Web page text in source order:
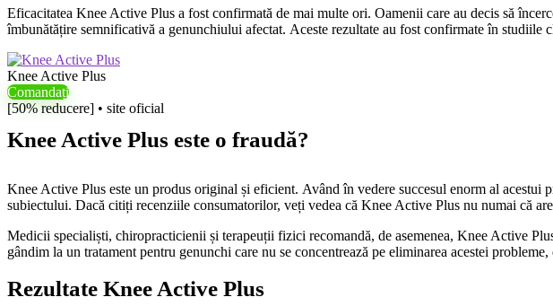
Eficacitatea Knee Active Plus a fost confirmată de mai multe ori. Oamenii care au decis să
îmbunătățire semnificativă a genunchiului afectat. Aceste rezultate au fost confirmate în studiile
Knee Active Plus
Comandați
[50% reducere] • site oficial
Knee Active Plus este o fraudă?
Knee Active Plus este un produs original și eficient. Având în vedere succesul enorm al
subiectului. Dacă citiți recenziile consumatorilor, veți vedea că Knee Active Plus nu numai că
Medicii specialiști, chiropracticienii și terapeuții fizici recomandă, de asemenea, Knee Active
gândim la un tratament pentru genunchi care nu se concentrează pe eliminarea acestei
Rezultate Knee Active Plus